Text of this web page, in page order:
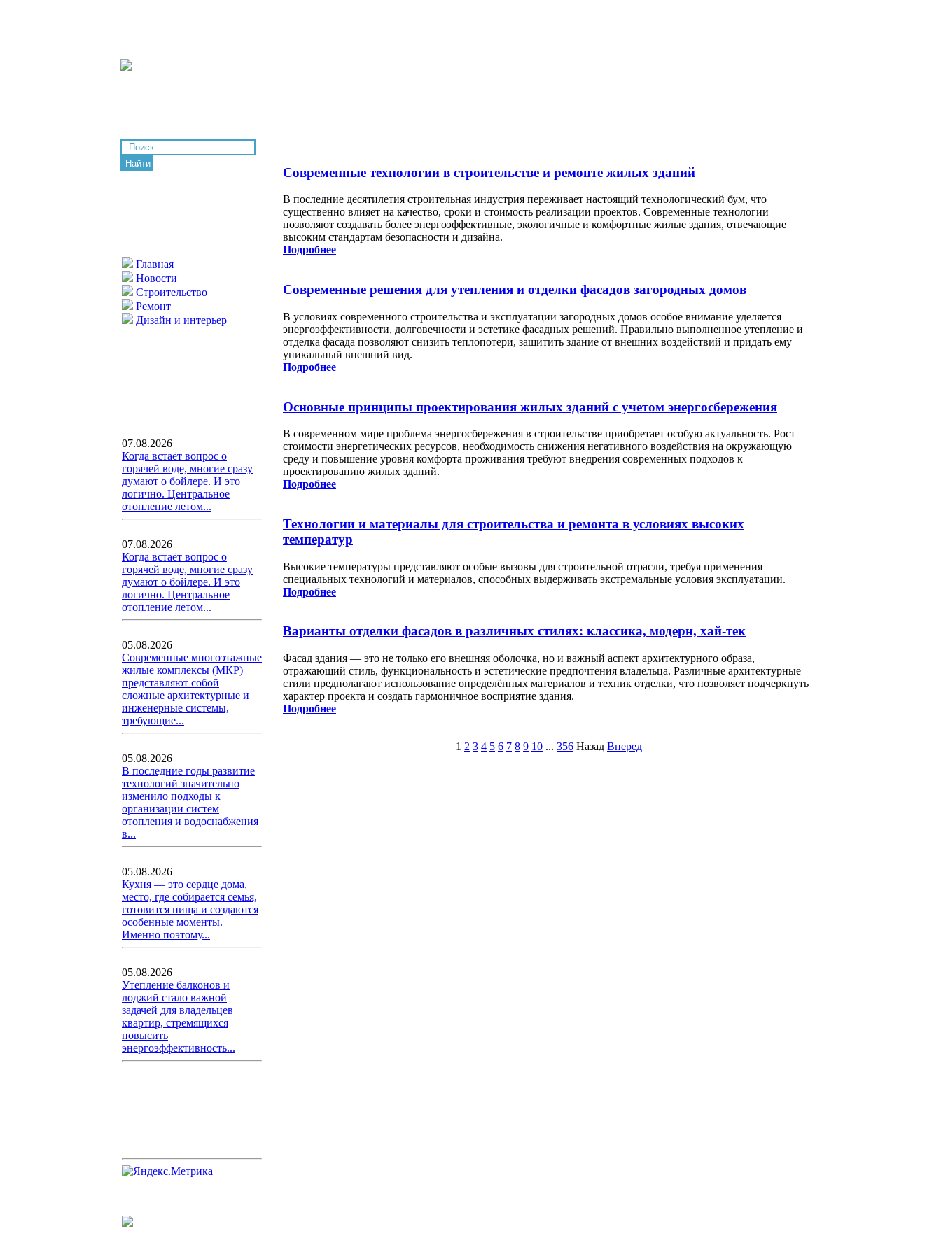
Найти
Главная
Новости
Строительство
Ремонт
Дизайн и интерьер
07.08.2026
Когда встаёт вопрос о
горячей воде, многие сразу
думают о бойлере. И это
логично. Центральное
отопление летом...
07.08.2026
Когда встаёт вопрос о
горячей воде, многие сразу
думают о бойлере. И это
логично. Центральное
отопление летом...
05.08.2026
Современные многоэтажные
жилые комплексы (МКР)
представляют собой
сложные архитектурные и
инженерные системы,
требующие...
05.08.2026
В последние годы развитие
технологий значительно
изменило подходы к
организации систем
отопления и водоснабжения
в...
05.08.2026
Кухня — это сердце дома,
место, где собирается семья,
готовится пища и создаются
особенные моменты.
Именно поэтому...
05.08.2026
Утепление балконов и
лоджий стало важной
задачей для владельцев
квартир, стремящихся
повысить
энергоэффективность...
Современные технологии в строительстве и ремонте жилых зданий
В последние десятилетия строительная индустрия переживает настоящий технологический бум, что
существенно влияет на качество, сроки и стоимость реализации проектов. Современные технологии
позволяют создавать более энергоэффективные, экологичные и комфортные жилые здания, отвечающие
высоким стандартам безопасности и дизайна.
Подробнее
Современные решения для утепления и отделки фасадов загородных домов
В условиях современного строительства и эксплуатации загородных домов особое внимание уделяется
энергоэффективности, долговечности и эстетике фасадных решений. Правильно выполненное утепление и
отделка фасада позволяют снизить теплопотери, защитить здание от внешних воздействий и придать ему
уникальный внешний вид.
Подробнее
Основные принципы проектирования жилых зданий с учетом энергосбережения
В современном мире проблема энергосбережения в строительстве приобретает особую актуальность. Рост
стоимости энергетических ресурсов, необходимость снижения негативного воздействия на окружающую
среду и повышение уровня комфорта проживания требуют внедрения современных подходов к
проектированию жилых зданий.
Подробнее
Технологии и материалы для строительства и ремонта в условиях высоких
температур
Высокие температуры представляют особые вызовы для строительной отрасли, требуя применения
специальных технологий и материалов, способных выдерживать экстремальные условия эксплуатации.
Подробнее
Варианты отделки фасадов в различных стилях: классика, модерн, хай-тек
Фасад здания — это не только его внешняя оболочка, но и важный аспект архитектурного образа,
отражающий стиль, функциональность и эстетические предпочтения владельца. Различные архитектурные
стили предполагают использование определённых материалов и техник отделки, что позволяет подчеркнуть
характер проекта и создать гармоничное восприятие здания.
Подробнее
1 2 3 4 5 6 7 8 9 10 ... 356 Назад Вперед